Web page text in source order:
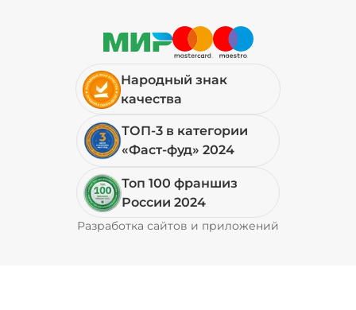
Народный знак
качества
ТОП-3 в категории
«Фаст-фуд» 2024
Топ 100 франшиз
России 2024
Разработка сайтов и приложений
Pyrobyte